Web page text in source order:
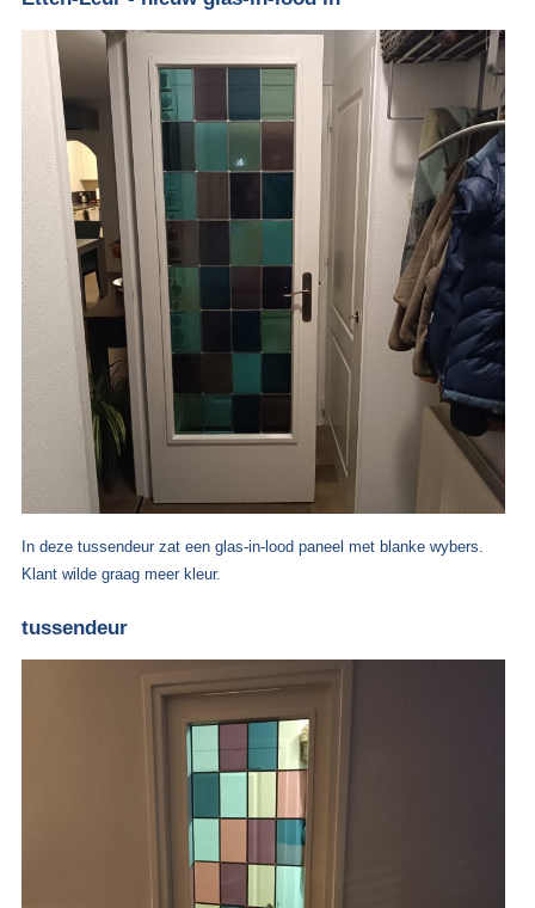
In deze tussendeur zat een glas-in-lood paneel met blanke wybers.
Klant wilde graag meer kleur.
tussendeur